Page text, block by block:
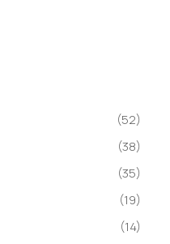
(52)
(38)
(35)
(19)
(14)